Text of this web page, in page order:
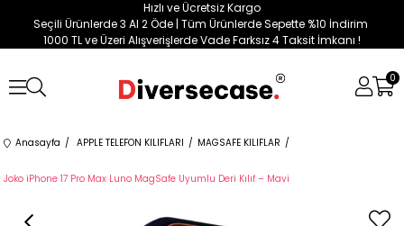
Hızlı ve Ücretsiz Kargo
Seçili Ürünlerde 3 Al 2 Öde | Tüm Ürünlerde Sepette %10 İndirim
1000 TL ve Üzeri Alışverişlerde Vade Farksız 4 Taksit İmkanı !
0
Anasayfa APPLE TELEFON KILIFLARI MAGSAFE KILIFLAR
Joko iPhone 17 Pro Max Luno MagSafe Uyumlu Deri Kılıf – Mavi